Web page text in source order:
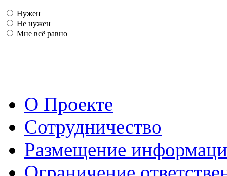
Нужен
Не нужен
Мне всё равно
О Проекте
Сотрудничество
Размещение